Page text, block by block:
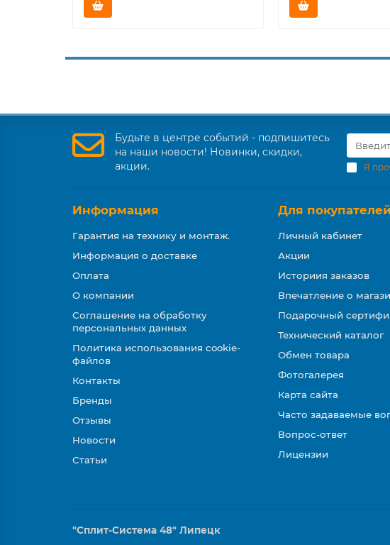
Будьте в центре событий - подпишитесь
на наши новости! Новинки, скидки,
акции.
Я
Информация
Гарантия на технику и монтаж.
Информация о доставке
Оплата
О компании
Соглашение на обработку
персональных данных
Политика использования cookie-
файлов
Контакты
Бренды
Отзывы
Новости
Статьи
Для покупателей
Личный кабинет
Акции
Историия заказов
Впечатление о
Подарочный
Технический каталог
Обмен товара
Фотогалерея
Карта сайта
Часто задаваемые
Вопрос-ответ
Лицензии
"Сплит-Система 48" Липецк